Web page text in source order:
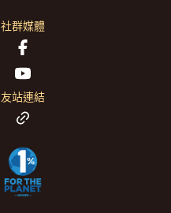
社群媒體
友站連結